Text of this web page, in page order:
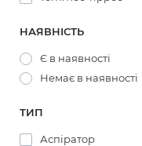
НАЯВНІСТЬ
Є в наявності
Немає в наявності
ТИП
Аспіратор